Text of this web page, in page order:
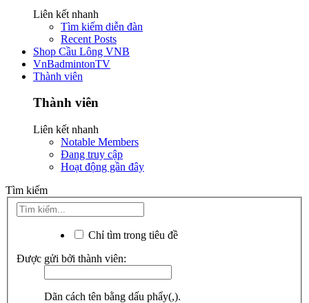
Liên kết nhanh
Tìm kiếm diễn đàn
Recent Posts
Shop Cầu Lông VNB
VnBadmintonTV
Thành viên
Thành viên
Liên kết nhanh
Notable Members
Đang truy cập
Hoạt động gần đây
Tìm kiếm
Chỉ tìm trong tiêu đề
Được gửi bởi thành viên:
Dãn cách tên bằng dấu phẩy(,).